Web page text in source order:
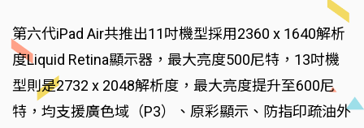
第六代iPad Air共推出11吋機型採用2360 x 1640解析
度Liquid Retina顯示器，最大亮度500尼特，13吋機
型則是2732 x 2048解析度，最大亮度提升至600尼
特，均支援廣色域（P3）、原彩顯示、防指印疏油外